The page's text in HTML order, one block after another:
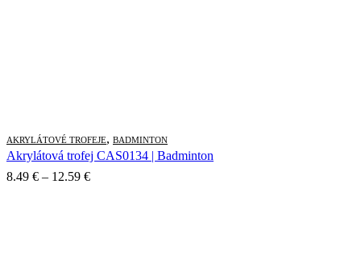
AKRYLÁTOVÉ TROFEJE, BADMINTON
Akrylátová trofej CAS0134 | Badminton
8.49 € – 12.59 €Price